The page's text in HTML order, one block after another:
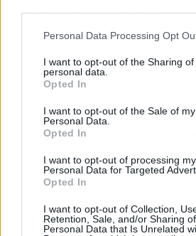
Personal Data Processing Opt
I want to opt-out of the Sharing of
personal data.
Opted In
I want to opt-out of the Sale of my
Personal Data.
Opted In
I want to opt-out of processing my
Personal Data for Targeted
Opted In
I want to opt-out of Collection,
Retention, Sale, and/or Sharing
Personal Data that Is Unrelated
Además, defienden que la
pena de prisión por la de
forma de ejecución de la
transformar a la pena
origen,previéndose en la
misma en la fase de su
Según esta tesis, "para
aplicar la LOREG, ya ha